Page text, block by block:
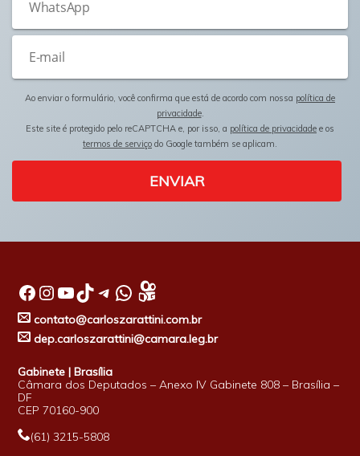
Ao enviar o formulário, você confirma que está de acordo com nossa política de
privacidade.
Este site é protegido pelo reCAPTCHA e, por isso, a política de privacidade e os
termos de serviço do Google também se aplicam.
ENVIAR
Facebook InstagramYoutube TikTok Telegram WhatsApp
contato@carloszarattini.com.br
dep.carloszarattini@camara.leg.br
Gabinete | Brasília
Câmara dos Deputados – Anexo IV Gabinete 808 – Brasília –
DF
CEP 70160-900
(61) 3215-5808